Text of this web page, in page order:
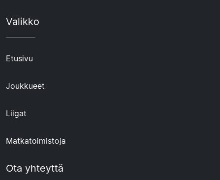
Valikko
Etusivu
Joukkueet
Liigat
Matkatoimistoja
Ota yhteyttä